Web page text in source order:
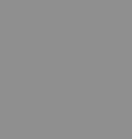
sur la Place Faidherbe à Saint-